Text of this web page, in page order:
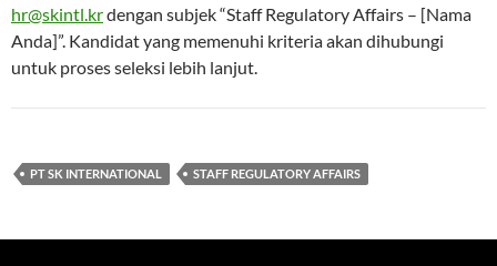
hr@skintl.krdengan subjek “Staff Regulatory Affairs – [Nama
Anda]”. Kandidat yang memenuhi kriteria akan dihubungi
untuk proses seleksi lebih lanjut.
PT SK INTERNATIONAL STAFF REGULATORY AFFAIRS